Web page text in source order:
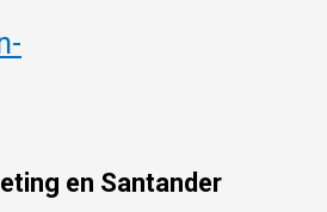
en Santander